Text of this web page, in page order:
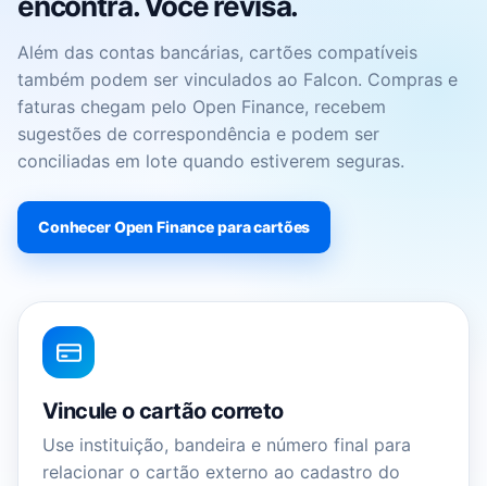
Além das contas bancárias, cartões compatíveis
também podem ser vinculados ao Falcon. Compras e
faturas chegam pelo Open Finance, recebem
sugestões de correspondência e podem ser
conciliadas em lote quando estiverem seguras.
Conhecer Open Finance para cartões
Vincule o cartão correto
Use instituição, bandeira e número final para
relacionar o cartão externo ao cadastro do